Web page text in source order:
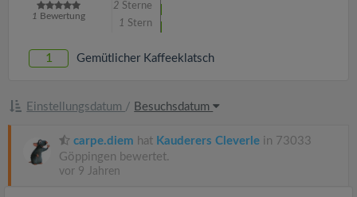
1 Bewertung
2 Sterne
1 Stern
1 Gemütlicher Kaffeeklatsch
Einstellungsdatum / Besuchsdatum
carpe.diem hat Kauderers Cleverle in 73033
Göppingen bewertet.
vor 9 Jahren
a
v